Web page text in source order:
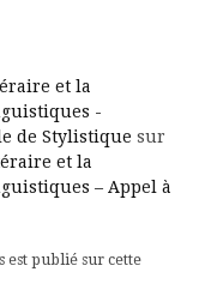
et la
-
de Stylistique sur
et la
– Appel à
est publié sur cette